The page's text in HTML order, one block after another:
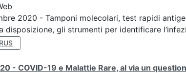
2020 - Tamponi molecolari, test rapidi
disposizione, gli strumenti per identificare
- COVID-19 e Malattie Rare, al via un